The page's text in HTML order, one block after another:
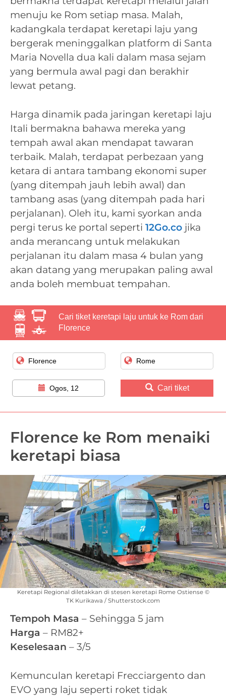
menuju ke Rom setiap masa. Malah,
kadangkala terdapat keretapi laju yang
bergerak meninggalkan platform di Santa
Maria Novella dua kali dalam masa sejam
yang bermula awal pagi dan berakhir
lewat petang.
Harga dinamik pada jaringan keretapi laju
Itali bermakna bahawa mereka yang
tempah awal akan mendapat tawaran
terbaik. Malah, terdapat perbezaan yang
ketara di antara tambang ekonomi super
(yang ditempah jauh lebih awal) dan
tambang asas (yang ditempah pada hari
perjalanan). Oleh itu, kami syorkan anda
pergi terus ke portal seperti 12Go.co jika
anda merancang untuk melakukan
perjalanan itu dalam masa 4 bulan yang
akan datang yang merupakan paling awal
anda boleh membuat tempahan.
Cari tiket keretapi laju untuk ke Rom dari
Florence
Ogos, 12 Cari tiket
Florence ke Rom menaiki
keretapi biasa
Keretapi Regional diletakkan di stesen keretapi Rome Ostiense ©
TK Kurikawa / Shutterstock.com
Tempoh Masa – Sehingga 5 jam
Harga – RM82+
Keselesaan – 3/5
Kemunculan keretapi Frecciargento dan
EVO yang laju seperti roket tidak